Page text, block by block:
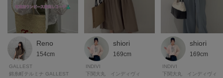
Reno
154cm
GALLEST
錦糸町テルミナ GALLEST
shiori
169cm
INDIVI
下関大丸 インディヴィ
shiori
169cm
INDIVI
下関大丸 インディヴィ